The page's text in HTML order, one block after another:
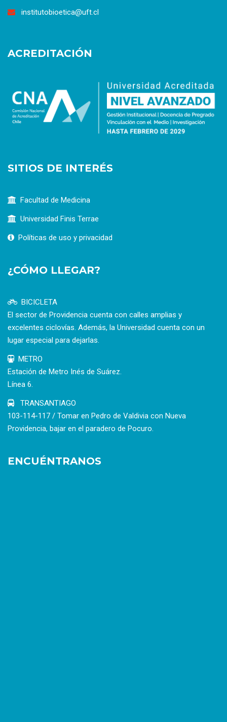
institutobioetica@uft.cl
ACREDITACIÓN
SITIOS DE INTERÉS
Facultad de Medicina
Universidad Finis Terrae
Políticas de uso y privacidad
¿CÓMO LLEGAR?
BICICLETA
El sector de Providencia cuenta con calles amplias y
excelentes ciclovías. Además, la Universidad cuenta con un
lugar especial para dejarlas.
METRO
Estación de Metro Inés de Suárez.
Línea 6.
TRANSANTIAGO
103-114-117 / Tomar en Pedro de Valdivia con Nueva
Providencia, bajar en el paradero de Pocuro.
ENCUÉNTRANOS